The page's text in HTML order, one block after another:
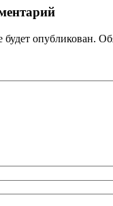
опубликован.